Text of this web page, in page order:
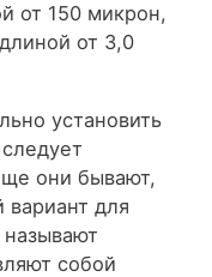
от 150 микрон,
от 3,0
установить
они бывают,
вариант для
собой